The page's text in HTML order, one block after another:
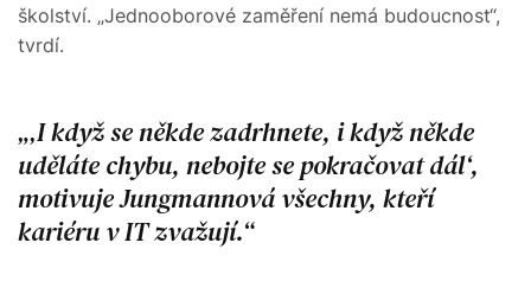
školství. „Jednooborové zaměření nemá budoucnost“,
tvrdí.
‚I když se někde zadrhnete, i když někde
uděláte chybu, nebojte se pokračovat dál‘,
motivuje Jungmannová všechny, kteří
kariéru v IT zvažují.